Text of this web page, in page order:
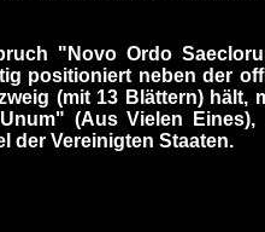
"Novo Ordo
positioniert neben der
(mit 13 Blättern) hält,
(Aus Vielen Eines),
der Vereinigten Staaten.